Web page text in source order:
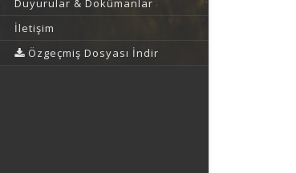
Duyurular & Dokümanlar
İletişim
Özgeçmiş Dosyası İndir